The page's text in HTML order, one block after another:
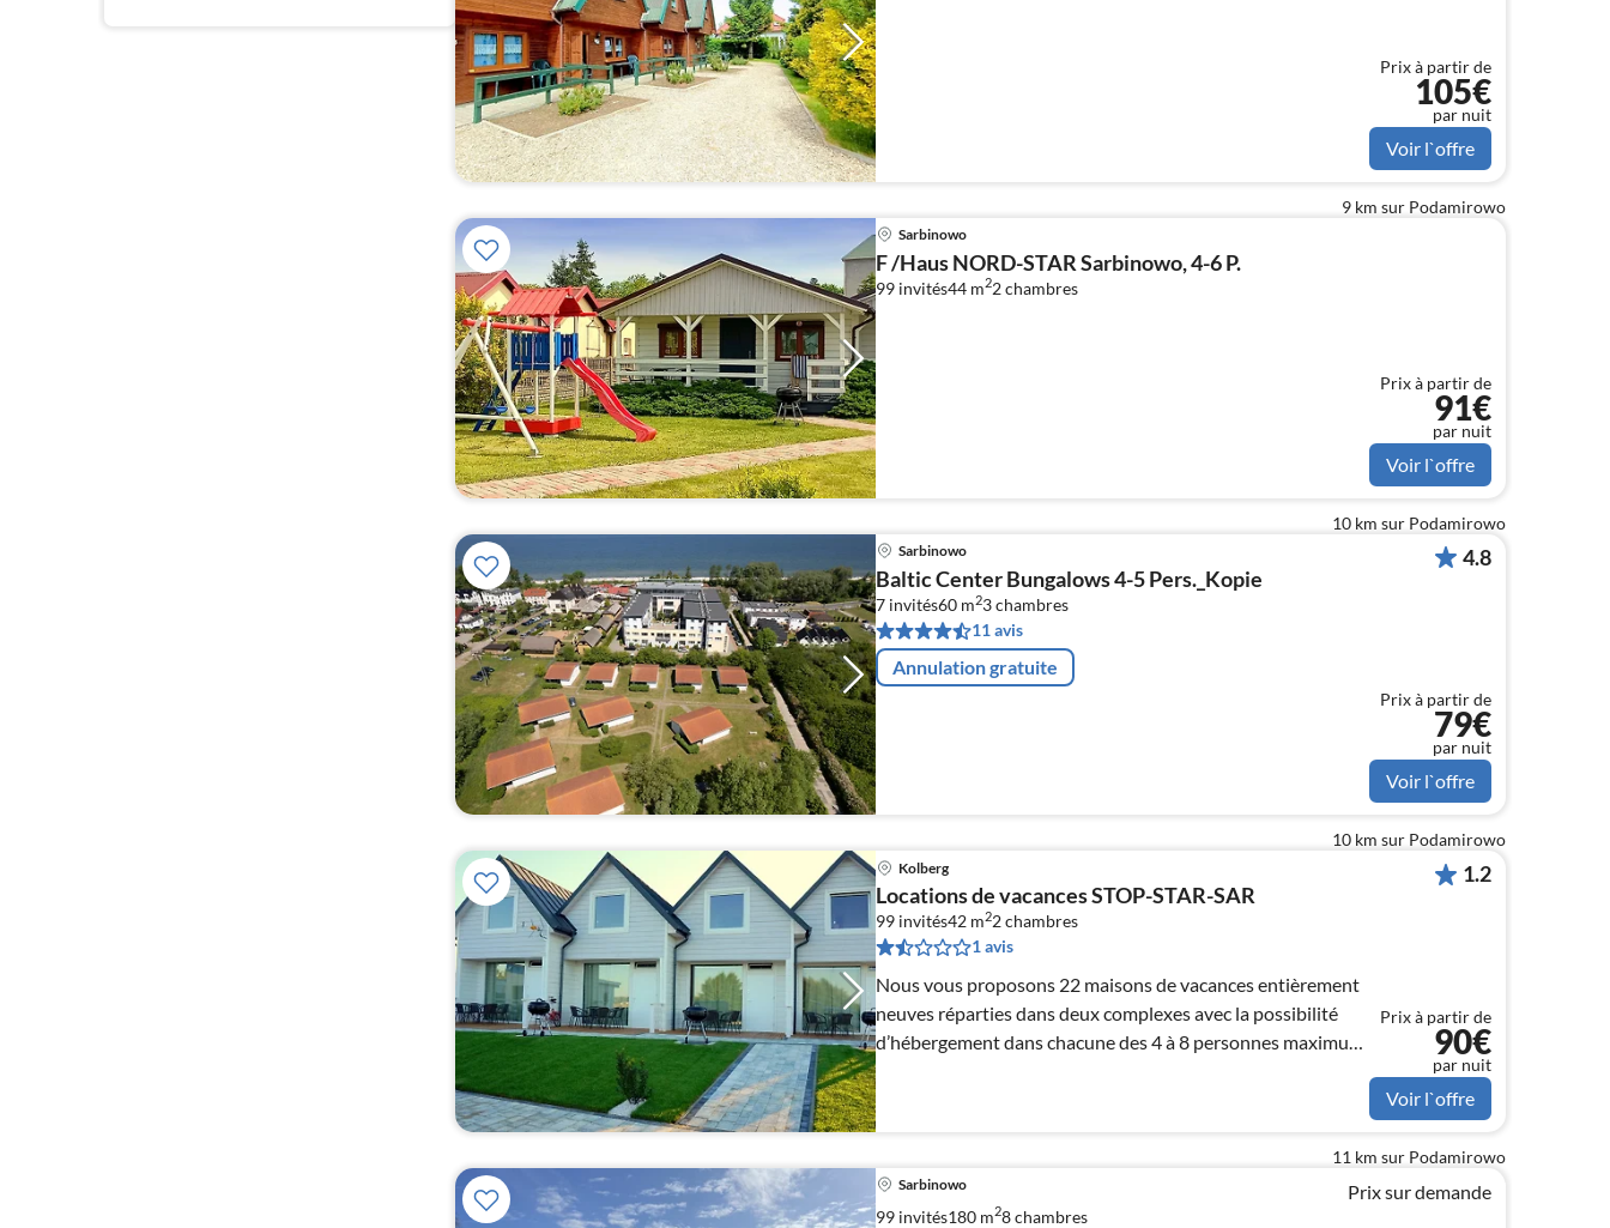
Prix à partir de
105€
par nuit
Voir l`offre
9 km sur Podamirowo
Sarbinowo
F /Haus NORD-STAR Sarbinowo, 4-6 P.
99 invités44 m22chambres
Prix à partir de
91€
par nuit
Voir l`offre
10 km sur Podamirowo
Sarbinowo
Baltic Center Bungalows 4-5 Pers._Kopie
7 invités60 m23chambres
11 avis
Annulation gratuite
4.8
Prix à partir de
79€
par nuit
Voir l`offre
10 km sur Podamirowo
Kolberg
Locations de vacances STOP-STAR-SAR
99 invités42 m22chambres
1 avis
Nous vous proposons 22 maisons de vacances entièrement
neuves réparties dans deux complexes avec la possibilité
d’hébergement dans chacune des 4 à 8 personnes maximum
(enfants comp
1.2
Prix à partir de
90€
par nuit
Voir l`offre
11 km sur Podamirowo
Sarbinowo
99 invités180 m28chambres
Prix sur demande